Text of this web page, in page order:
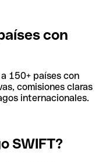
con
150+ países con
comisiones claras
internacionales.
SWIFT?